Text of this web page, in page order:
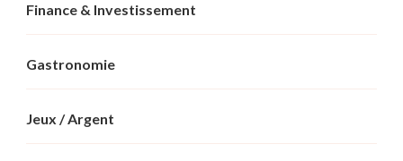
Finance & Investissement
Gastronomie
Jeux / Argent